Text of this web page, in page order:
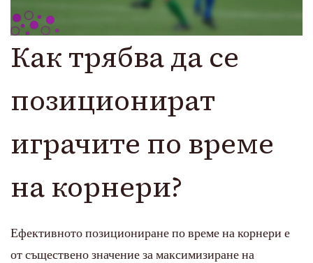
Как трябва да се
позиционират
играчите по време
на корнери?
Ефективното позициониране по време на корнери е
от съществено значение за максимизиране на